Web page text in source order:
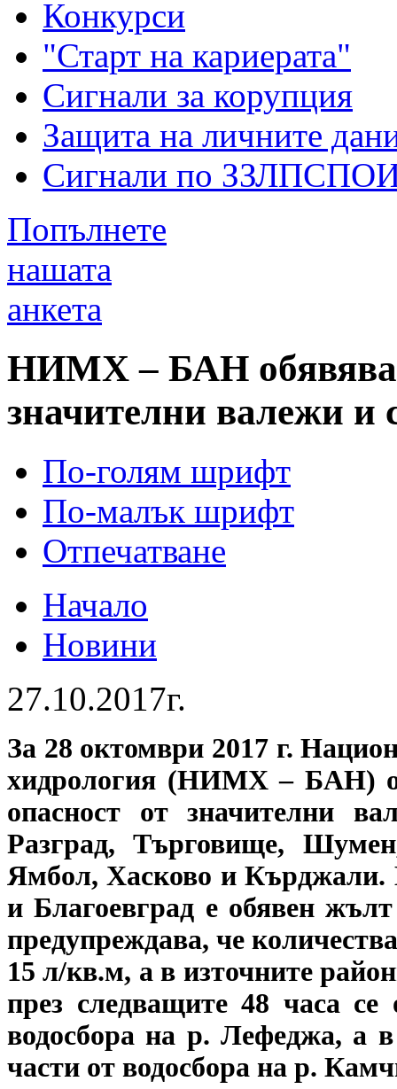
Конкурси
"Старт на кариерата"
Сигнали за корупция
Защита на личните
Сигнали по
Попълнете
нашата
анкета
НИМХ – БАН обявява
значителни валежи и
По-голям шрифт
По-малък шрифт
Отпечатване
Начало
Новини
27.10.2017г.
За 28 октомври 2017 г.
хидрология (НИМХ – БАН)
опасност от значителни
Разград, Търговище,
Ямбол, Хасково и Кърджали.
и Благоевград е обявен
предупреждава, че
15 л/кв.м, а в източните
през следващите 48 часа
водосбора на р. Лефеджа, а
части от водосбора на р.